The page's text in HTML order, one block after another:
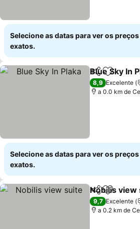
Selecione as datas para ver os preços
exatos.
Partilhar
Blue Sky In
8,9 Excelente
a 0.0 km de
Selecione as datas para ver os preços
exatos.
Partilhar
Nobilis view
9,7 Excelente
a 0.2 km de